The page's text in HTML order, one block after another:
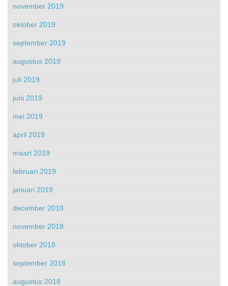
november 2019
oktober 2019
september 2019
augustus 2019
juli 2019
juni 2019
mei 2019
april 2019
maart 2019
februari 2019
januari 2019
december 2018
november 2018
oktober 2018
september 2018
augustus 2018